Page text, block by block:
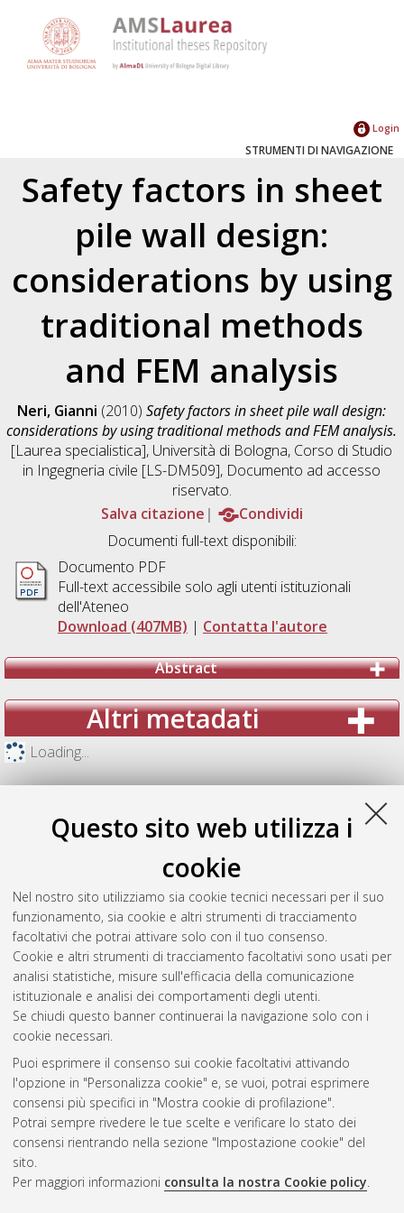
Questo sito web utilizza i
cookie
Nel nostro sito utilizziamo sia cookie tecnici necessari per il suo
funzionamento, sia cookie e altri strumenti di tracciamento
facoltativi che potrai attivare solo con il tuo consenso.
Cookie e altri strumenti di tracciamento facoltativi sono usati per
analisi statistiche, misure sull'efficacia della comunicazione
istituzionale e analisi dei comportamenti degli utenti.
Se chiudi questo banner continuerai la navigazione solo con i
cookie necessari.
Puoi esprimere il consenso sui cookie facoltativi attivando
l'opzione in "Personalizza cookie" e, se vuoi, potrai esprimere
consensi più specifici in "Mostra cookie di profilazione".
Potrai sempre rivedere le tue scelte e verificare lo stato dei
consensi rientrando nella sezione "Impostazione cookie" del
sito.
Per maggiori informazioni consulta la nostra Cookie policy.
Login
STRUMENTI DI NAVIGAZIONE
Safety factors in sheet
pile wall design:
considerations by using
traditional methods
and FEM analysis
Neri, Gianni (2010)Safety factors in sheet pile wall design:
considerations by using traditional methods and FEM analysis.
[Laurea specialistica], Università di Bologna, Corso di Studio
in Ingegneria civile [LS-DM509], Documento ad accesso
riservato.
Salva citazione
Condividi
Documenti full-text disponibili:
Documento PDF
Full-text accessibile solo agli utenti istituzionali
dell'Ateneo
Download (407MB) | Contatta l'autore
Abstract
Altri metadati
Loading...
Gestione del documento:
Atom
Rss 1.0
Rss 2.0
AMS Laurea